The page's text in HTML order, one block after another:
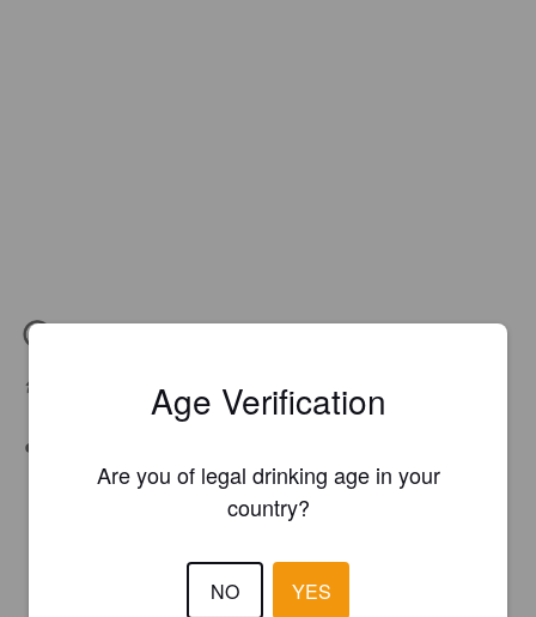
Cascade, Topaz
Age Verification
Are you of legal drinking age in your
country?
NO YES